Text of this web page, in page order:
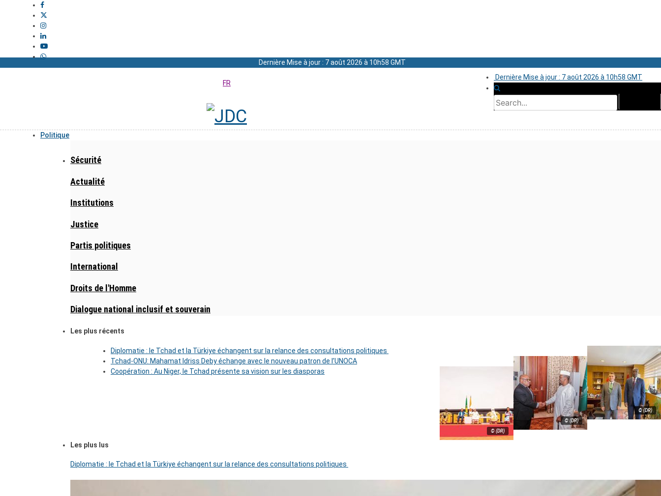
Dernière Mise à jour : 7 août 2026 à 10h58 GMT
Dernière Mise à jour : 7 août 2026 à 10h58 GMT
FR
Politique
Sécurité
Actualité
Institutions
Justice
Partis politiques
International
Droits de l'Homme
Dialogue national inclusif et souverain
Les plus récents
© (DR)
Diplomatie : le Tchad et la Türkiye échangent sur la relance des consultations politiques
© (DR)
Tchad-ONU: Mahamat Idriss Deby échange avec le nouveau patron de l’UNOCA
© (DR)
Coopération : Au Niger, le Tchad présente sa vision sur les diasporas
Les plus lus
Diplomatie : le Tchad et la Türkiye échangent sur la relance des consultations politiques